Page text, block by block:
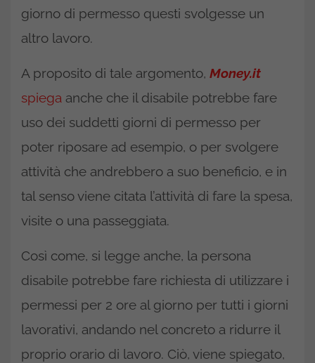
giorno di permesso questi svolgesse un
altro lavoro.
A proposito di tale argomento, Money.it
spiega anche che il disabile potrebbe fare
uso dei suddetti giorni di permesso per
poter riposare ad esempio, o per svolgere
attività che andrebbero a suo beneficio, e in
tal senso viene citata l’attività di fare la spesa,
visite o una passeggiata.
Così come, si legge anche, la persona
disabile potrebbe fare richiesta di utilizzare i
permessi per 2 ore al giorno per tutti i giorni
lavorativi, andando nel concreto a ridurre il
proprio orario di lavoro. Ciò, viene spiegato,